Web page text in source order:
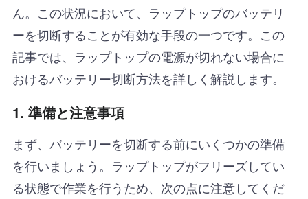
ん。この状況において、ラップトップのバッテリ
ーを切断することが有効な手段の一つです。この
記事では、ラップトップの電源が切れない場合に
おけるバッテリー切断方法を詳しく解説します。
1. 準備と注意事項
まず、バッテリーを切断する前にいくつかの準備
を行いましょう。ラップトップがフリーズしてい
る状態で作業を行うため、次の点に注意してくだ